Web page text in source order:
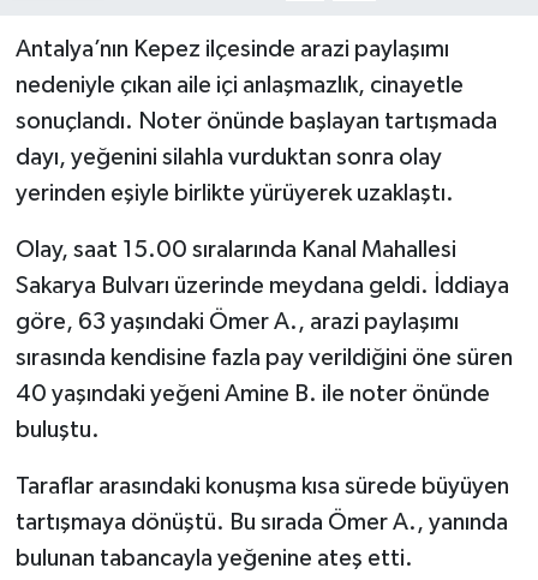
Antalya’nın Kepez ilçesinde arazi paylaşımı
nedeniyle çıkan aile içi anlaşmazlık, cinayetle
sonuçlandı. Noter önünde başlayan tartışmada
dayı, yeğenini silahla vurduktan sonra olay
yerinden eşiyle birlikte yürüyerek uzaklaştı.
Olay, saat 15.00 sıralarında Kanal Mahallesi
Sakarya Bulvarı üzerinde meydana geldi. İddiaya
göre, 63 yaşındaki Ömer A., arazi paylaşımı
sırasında kendisine fazla pay verildiğini öne süren
40 yaşındaki yeğeni Amine B. ile noter önünde
buluştu.
Taraflar arasındaki konuşma kısa sürede büyüyen
tartışmaya dönüştü. Bu sırada Ömer A., yanında
bulunan tabancayla yeğenine ateş etti.